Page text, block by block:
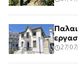
27/